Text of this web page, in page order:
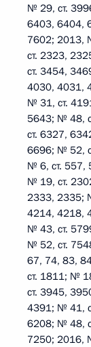
№ 29, ст.
6403, 6404,
7602; 2013,
ст. 2323,
ст. 3454,
4030, 4031,
№ 31, ст.
5643; № 48,
ст. 6327,
6696; № 52,
№ 6, ст. 557,
№ 19, ст.
2333, 2335;
4214, 4218,
№ 43, ст.
№ 52, ст.
67, 74, 83,
ст. 1811; №
ст. 3945,
4391; № 41,
6208; № 48,
7250; 2016,